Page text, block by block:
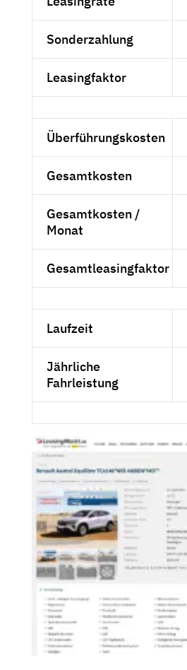
Sonderzahlung
Leasingfaktor
Überführungskosten
Gesamtkosten
Gesamtkosten /
Monat
Gesamtleasingfaktor
Laufzeit
Jährliche
Fahrleistung